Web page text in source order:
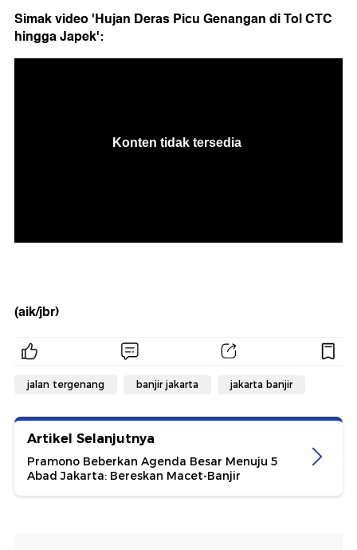
Simak video 'Hujan Deras Picu Genangan di Tol CTC
hingga Japek':
(aik/jbr)
jalan tergenang banjir jakarta jakarta banjir
Artikel Selanjutnya
Pramono Beberkan Agenda Besar Menuju 5
Abad Jakarta: Bereskan Macet-Banjir